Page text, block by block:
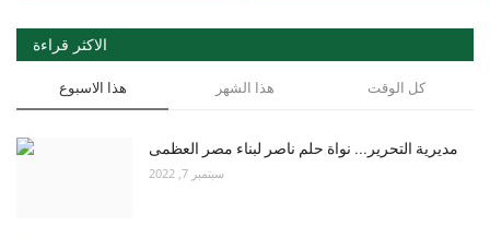
الاكثر قراءة
هذا الاسبوع هذا الشهر كل الوقت
مديرية التحرير... نواة حلم ناصر لبناء مصر العظمى
سبتمبر 7, 2022